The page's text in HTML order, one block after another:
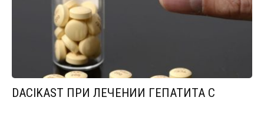
DACIKAST ПРИ ЛЕЧЕНИИ ГЕПАТИТА С